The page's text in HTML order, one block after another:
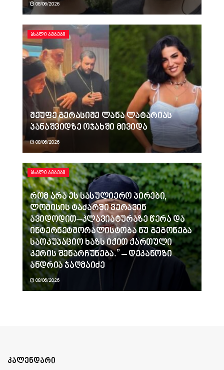
08/06/2026
ᲐᲮᲐᲚᲘ ᲐᲛᲑᲔᲑᲘ
მეუფე გერასიმე ლანა ლატარიას
პანაშვიდზე ოჯახში მივიდა
08/06/2026
ᲐᲮᲐᲚᲘ ᲐᲛᲑᲔᲑᲘ
რომ არა ეს სასულიერო პირები,
ლომისის ტაძარში ვერავინ
ავიდოდით–კლავიატურაზე წერა და
ინტერნეტმორალისტობა ნუ გეგონება
საოკუპაციო ხაზს იქით ქართული
კერის შენარჩუნება.” – დეკანოზი
ანდრია ჯაღმაიძე
08/06/2026
კალენდარი